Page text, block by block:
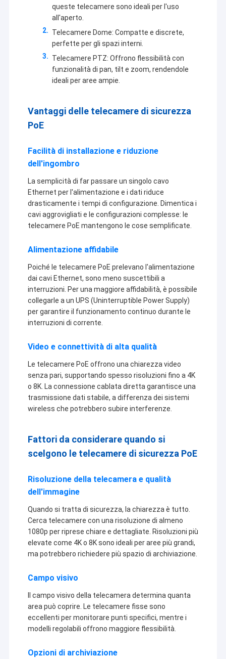
Casa
Prodotti
Mostra VR
Controllo di qualità
Contattaci
notizie
Tutti i casi
Richiedere un preventivo
queste telecamere sono ideali per l'uso
all'aperto.
Telecamere Dome: Compatte e discrete,
perfette per gli spazi interni.
Telecamere PTZ: Offrono flessibilità con
funzionalità di pan, tilt e zoom, rendendole
ideali per aree ampie.
Vantaggi delle telecamere di sicurezza
PoE
Facilità di installazione e riduzione
dell'ingombro
La semplicità di far passare un singolo cavo
Ethernet per l'alimentazione e i dati riduce
drasticamente i tempi di configurazione. Dimentica i
cavi aggrovigliati e le configurazioni complesse: le
telecamere PoE mantengono le cose semplificate.
Alimentazione affidabile
Poiché le telecamere PoE prelevano l'alimentazione
dai cavi Ethernet, sono meno suscettibili a
interruzioni. Per una maggiore affidabilità, è possibile
collegarle a un UPS (Uninterruptible Power Supply)
per garantire il funzionamento continuo durante le
interruzioni di corrente.
Video e connettività di alta qualità
Le telecamere PoE offrono una chiarezza video
senza pari, supportando spesso risoluzioni fino a 4K
o 8K. La connessione cablata diretta garantisce una
trasmissione dati stabile, a differenza dei sistemi
wireless che potrebbero subire interferenze.
Fattori da considerare quando si
scelgono le telecamere di sicurezza PoE
Risoluzione della telecamera e qualità
dell'immagine
Quando si tratta di sicurezza, la chiarezza è tutto.
Cerca telecamere con una risoluzione di almeno
1080p per riprese chiare e dettagliate. Risoluzioni più
elevate come 4K o 8K sono ideali per aree più grandi,
ma potrebbero richiedere più spazio di archiviazione.
Campo visivo
Il campo visivo della telecamera determina quanta
area può coprire. Le telecamere fisse sono
eccellenti per monitorare punti specifici, mentre i
modelli regolabili offrono maggiore flessibilità.
Opzioni di archiviazione
La tecnologia il Co., srl di Shenzhen Sinoseen è stata stabilita nel
marzo 2009. Per le decadi eccessive, Sinoseen è stato dedicato
a fornire ai clienti le varie soluzioni su misura OEM/ODM di
elaborazione di immagini di CMOS da progettazione e dallo
competitivo e la migliore qualità.
Attualmente, i nostri prodotti comprendono nel modulo del
fotografica di MIPI, modulo nella macchina fotografica di DVP,
modulo della macchina fotografica del telefono cellulare, modulo
della macchina fotografica del taccuino, videocamera di
sicurezza, macchina fotografica dell'automobile e prodotti astuti
della macchina fotografica della cote in molte aree differenti
come VR, l'AR, 3D, AI, il dispositivo portabile, la cuffia avricolare,
la roboticadi vetro, IoT, l'industriale, agrotechny medici, la
biometria, la rappresentazione, visione artificiale, dispositivo
ottico del computer, sicurezza, ecc. Tutto il relativo al prodotto
con il modulo della macchina fotografica,